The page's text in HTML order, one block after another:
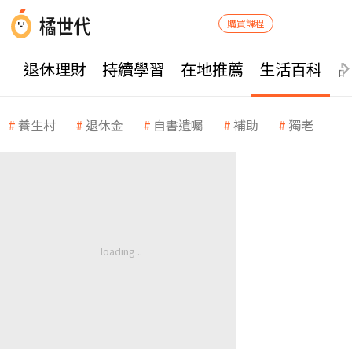
購買課程
退休理財 持續學習 在地推薦 生活百科
養生村 退休金 自書遺囑 補助 獨老